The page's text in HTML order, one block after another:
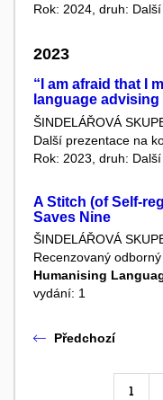
Rok: 2024, druh:
2023
“I am afraid that I
language
ŠINDELÁŘOVÁ
Další prezentace na
Rok: 2023, druh:
A Stitch (of Self-
Saves Nine
ŠINDELÁŘOVÁ
Recenzovaný
Humanising
vydání: 1
Předchozí
1